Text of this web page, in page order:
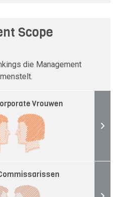
Scope
die Management
Vrouwen